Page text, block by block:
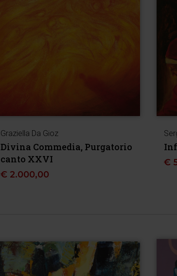
Graziella Da Gioz
Divina Commedia, Purgatorio
canto XXVI
€ 2.000,00
€